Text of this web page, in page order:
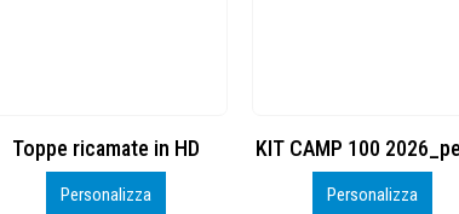
KIT CAMP 100 2026_perso
Personalizza
BSK600 – 5139960
Personalizza